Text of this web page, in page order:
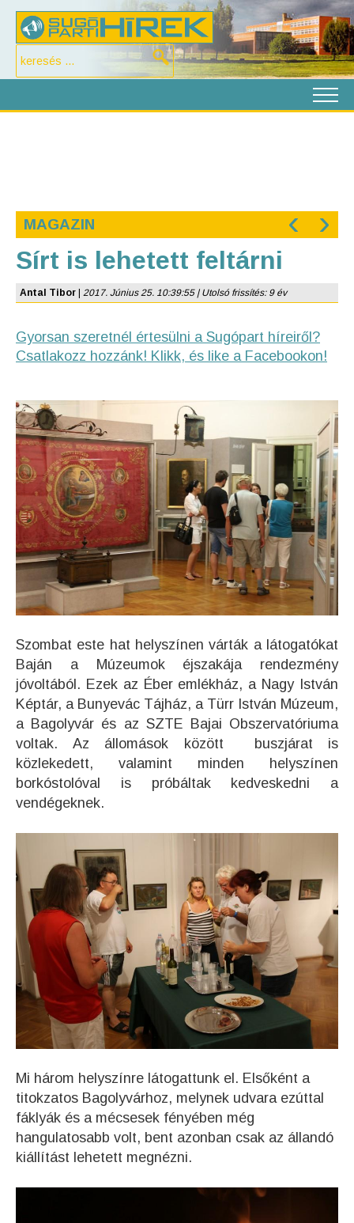
MAGAZIN ‹ ›
Sírt is lehetett feltárni
Antal Tibor 2017. Június 25. 10:39:55 | Utolsó frissítés: 9 év
Gyorsan szeretnél értesülni a Sugópart híreiről?
Csatlakozz hozzánk! Klikk, és like a Facebookon!
Szombat este hat helyszínen várták a látogatókat
Baján a Múzeumok éjszakája rendezmény
jóvoltából. Ezek az Éber emlékház, a Nagy István
Képtár, a Bunyevác Tájház, a Türr István Múzeum,
a Bagolyvár és az SZTE Bajai Obszervatóriuma
voltak. Az állomások között buszjárat is
közlekedett, valamint minden helyszínen
borkóstolóval is próbáltak kedveskedni a
vendégeknek.
Mi három helyszínre látogattunk el. Elsőként a
titokzatos Bagolyvárhoz, melynek udvara ezúttal
fáklyák és a mécsesek fényében még
hangulatosabb volt, bent azonban csak az állandó
kiállítást lehetett megnézni.